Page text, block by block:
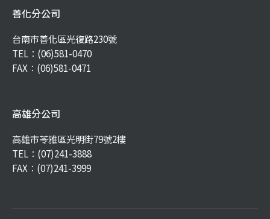
善化分公司
台南市善化區光復路230號
TEL： (06)581-0470
FAX：(06)581-0471
高雄分公司
高雄市苓雅區光明街79號2樓
TEL： (07)241-3888
FAX：(07)241-3999